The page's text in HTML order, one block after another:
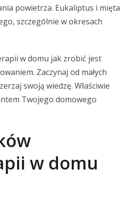
powietrza. Eukaliptus i mięta
szczególnie w okresach
w domu jak zrobić jest
Zaczynaj od małych
swoją wiedzę. Właściwie
Twojego domowego
w domu